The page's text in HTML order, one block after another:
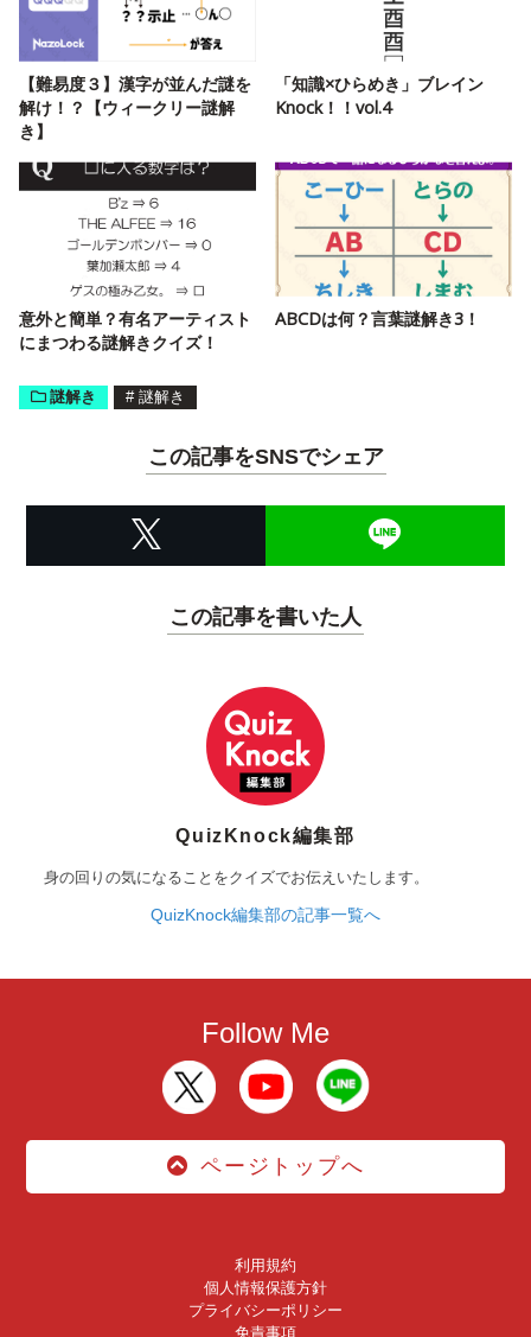
【難易度３】漢字が並んだ謎を
解け！？【ウィークリー謎解
き】
「知識×ひらめき」ブレイン
Knock！！vol.4
意外と簡単？有名アーティスト
にまつわる謎解きクイズ！
ABCDは何？言葉謎解き3！
謎解き # 謎解き
この記事をSNSでシェア
この記事を書いた人
QuizKnock編集部
身の回りの気になることをクイズでお伝えいたします。
QuizKnock編集部の記事一覧へ
Follow Me
ページトップへ
利用規約
個人情報保護方針
プライバシーポリシー
免責事項